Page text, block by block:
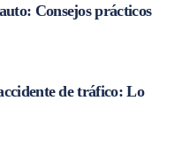
Consejos prácticos
de tráfico: Lo